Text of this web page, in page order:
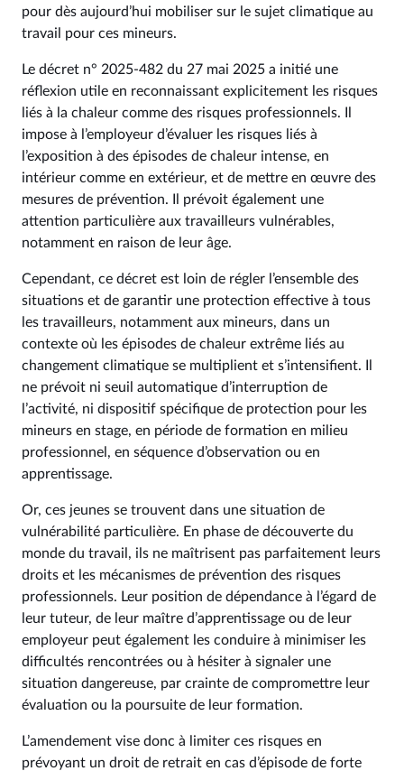
pour dès aujourd’hui mobiliser sur le sujet climatique au
travail pour ces mineurs.
Le décret n° 2025-482 du 27 mai 2025 a initié une
réflexion utile en reconnaissant explicitement les risques
liés à la chaleur comme des risques professionnels. Il
impose à l’employeur d’évaluer les risques liés à
l’exposition à des épisodes de chaleur intense, en
intérieur comme en extérieur, et de mettre en œuvre des
mesures de prévention. Il prévoit également une
attention particulière aux travailleurs vulnérables,
notamment en raison de leur âge.
Cependant, ce décret est loin de régler l’ensemble des
situations et de garantir une protection effective à tous
les travailleurs, notamment aux mineurs, dans un
contexte où les épisodes de chaleur extrême liés au
changement climatique se multiplient et s’intensifient. Il
ne prévoit ni seuil automatique d’interruption de
l’activité, ni dispositif spécifique de protection pour les
mineurs en stage, en période de formation en milieu
professionnel, en séquence d’observation ou en
apprentissage.
Or, ces jeunes se trouvent dans une situation de
vulnérabilité particulière. En phase de découverte du
monde du travail, ils ne maîtrisent pas parfaitement leurs
droits et les mécanismes de prévention des risques
professionnels. Leur position de dépendance à l’égard de
leur tuteur, de leur maître d’apprentissage ou de leur
employeur peut également les conduire à minimiser les
difficultés rencontrées ou à hésiter à signaler une
situation dangereuse, par crainte de compromettre leur
évaluation ou la poursuite de leur formation.
L’amendement vise donc à limiter ces risques en
prévoyant un droit de retrait en cas d’épisode de forte